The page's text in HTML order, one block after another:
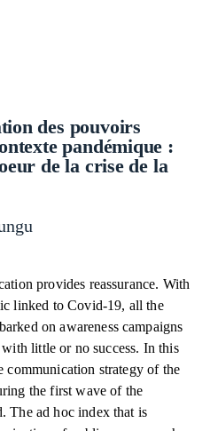
des pouvoirs
pandémique :
de la crise de la
provides reassurance. With
linked to Covid-19, all the
on awareness campaigns
little or no success. In this
communication strategy of the
the first wave of the
The ad hoc index that is